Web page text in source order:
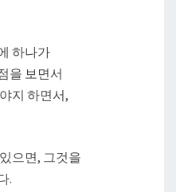
하나가
을 보면서
지 하면서,
으면, 그것을
.